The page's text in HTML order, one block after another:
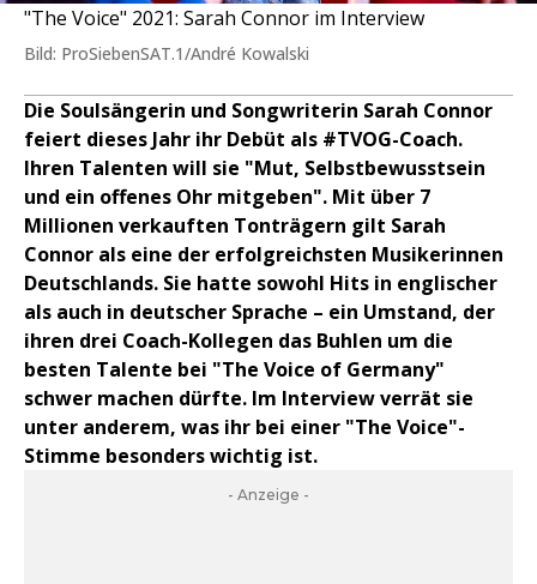
"The Voice" 2021: Sarah Connor im Interview
Bild: ProSiebenSAT.1/André Kowalski
Die Soulsängerin und Songwriterin Sarah Connor
feiert dieses Jahr ihr Debüt als #TVOG-Coach.
Ihren Talenten will sie "Mut, Selbstbewusstsein
und ein offenes Ohr mitgeben". Mit über 7
Millionen verkauften Tonträgern gilt Sarah
Connor als eine der erfolgreichsten Musikerinnen
Deutschlands. Sie hatte sowohl Hits in englischer
als auch in deutscher Sprache – ein Umstand, der
ihren drei Coach-Kollegen das Buhlen um die
besten Talente bei "The Voice of Germany"
schwer machen dürfte. Im Interview verrät sie
unter anderem, was ihr bei einer "The Voice"-
Stimme besonders wichtig ist.
- Anzeige -